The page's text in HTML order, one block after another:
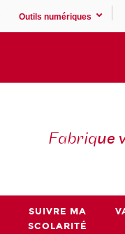
Outils numériques
Fabrique
SUIVRE MA
SCOLARITÉ